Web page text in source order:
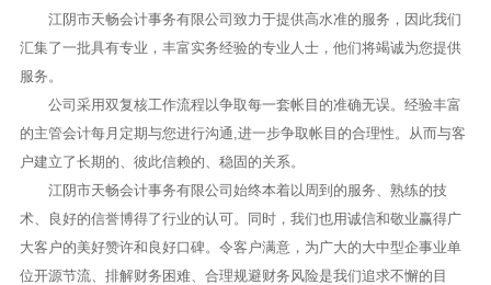
江阴市天畅会计事务有限公司致力于提供高水准的服务，因此我们
汇集了一批具有专业，丰富实务经验的专业人士，他们将竭诚为您提供
服务。
公司采用双复核工作流程以争取每一套帐目的准确无误。经验丰富
的主管会计每月定期与您进行沟通,进一步争取帐目的合理性。从而与客
户建立了长期的、彼此信赖的、稳固的关系。
江阴市天畅会计事务有限公司始终本着以周到的服务、熟练的技
术、良好的信誉博得了行业的认可。同时，我们也用诚信和敬业赢得广
大客户的美好赞许和良好口碑。令客户满意，为广大的大中型企事业单
位开源节流、排解财务困难、合理规避财务风险是我们追求不懈的目